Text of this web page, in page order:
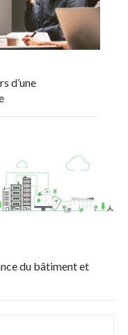
d’une
du bâtiment et